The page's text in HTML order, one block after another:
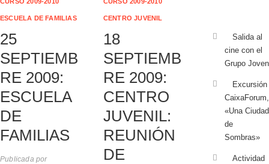
ESCUELA DE FAMILIAS
25
SEPTIEMB
RE 2009:
ESCUELA
DE
FAMILIAS
Publicada por
CENTRO JUVENIL
18
SEPTIEMB
RE 2009:
CENTRO
JUVENIL:
REUNIÓN
DE
Salida al
cine con el
Grupo Joven
Excursión
CaixaForum,
«Una Ciudad
de
Sombras»
Actividad